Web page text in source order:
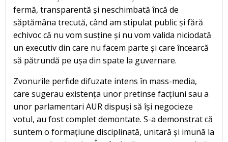
fermă, transparentă și neschimbată încă de
săptămâna trecută, când am stipulat public și fără
echivoc că nu vom susține și nu vom valida niciodată
un executiv din care nu facem parte și care încearcă
să pătrundă pe ușa din spate la guvernare.
Zvonurile perfide difuzate intens în mass-media,
care sugerau existența unor pretinse facțiuni sau a
unor parlamentari AUR dispuși să își negocieze
votul, au fost complet demontate. S-a demonstrat că
suntem o formațiune disciplinată, unitară și imună la